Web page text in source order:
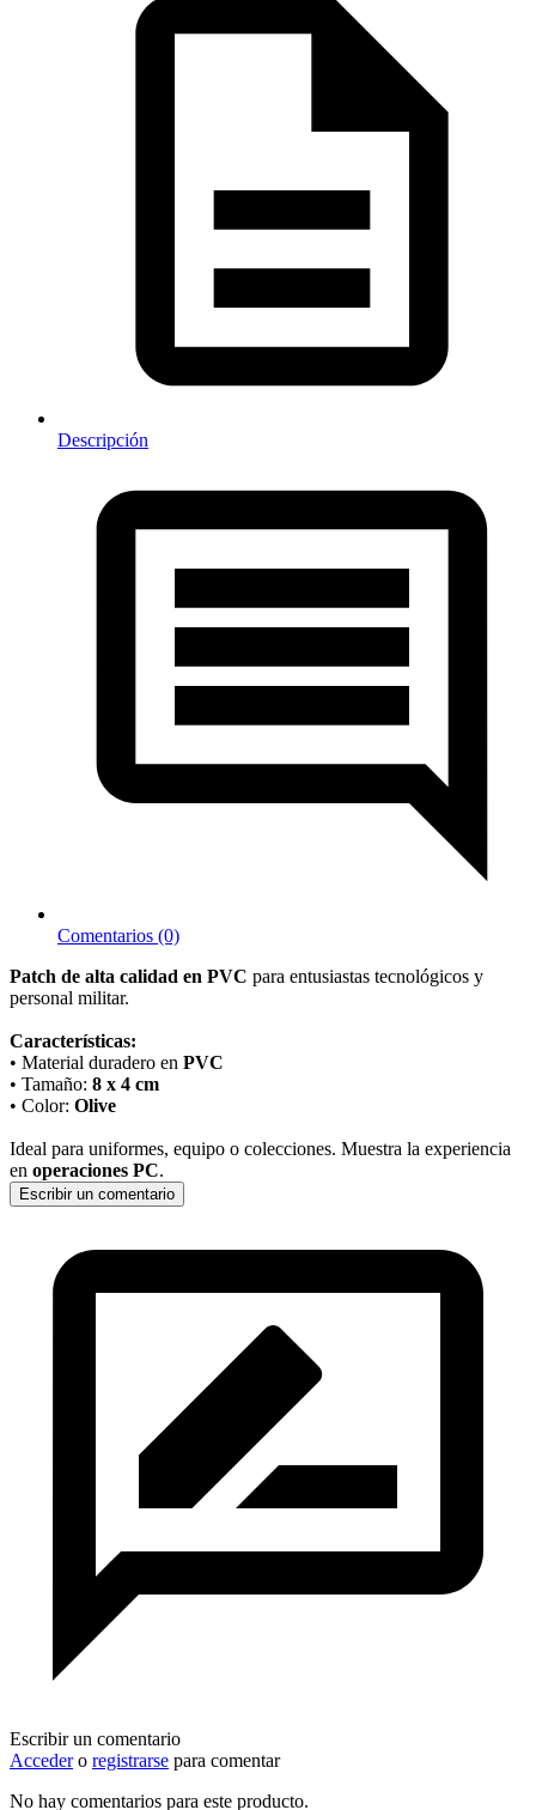
Descripción
Comentarios (0)
Patch de alta calidad en PVC para entusiastas tecnológicos y
personal militar.
Características:
• Material duradero en PVC
• Tamaño: 8 x 4 cm
• Color: Olive
Ideal para uniformes, equipo o colecciones. Muestra la experiencia
en operaciones PC.
Escribir un comentario
Escribir un comentario
Accedero registrarse para comentar
No hay comentarios para este producto.